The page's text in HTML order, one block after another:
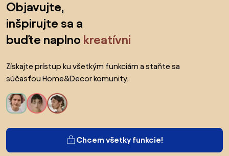
Objavujte,
inšpirujte sa a
buďte naplno kreatívni
Získajte prístup ku všetkým funkciám a staňte sa
súčasťou Home&Decor komunity.
Chcem všetky funkcie!